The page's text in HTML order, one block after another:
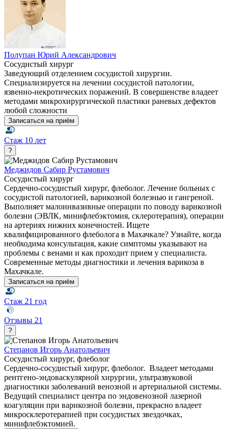
Полупан Юрий Александрович
Сосудистый хирург
Заведующий отделением сосудистой хирургии.
Специализируется на лечении сосудистой патологии,
язвенно-некротических поражений. В совершенстве владеет
методами микрохирургической пластики раневых дефектов
любой сложности
Записаться на приём
Стаж 10 лет
?
Меджидов Сабир Рустамович
Сосудистый хирург
Сердечно-сосудистый хирург, флеболог. Лечение больных с
сосудистой патологией, варикозной болезнью и гангреной.
Выполняет малоинвазивные операции по поводу варикозной
болезни (ЭВЛК, минифлебэктомия, склеротерапия), операции
на артериях нижних конечностей. Ищете
квалифицированного флеболога в Махачкале? Узнайте, когда
необходима консультация, какие симптомы указывают на
проблемы с венами и как проходит прием у специалиста.
Современные методы диагностики и лечения варикоза в
Махачкале.
Записаться на приём
Стаж 21 год
Отзывы 21
?
Степанов Игорь Анатольевич
Сосудистый хирург, флеболог
Сердечно-сосудистый хирург, флеболог. Владеет методами
рентгено-эндоваскулярной хирургии, ультразвуковой
диагностики заболеваний венозной и артериальной системы.
Ведущий специалист центра по эндовенозной лазерной
коагуляции при варикозной болезни, прекрасно владеет
микросклеротерапией при сосудистых звездочках,
минифлебэктомией.